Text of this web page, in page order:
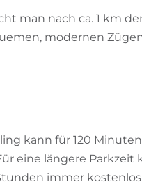
man nach ca. 1 km
modernen
kann für 120
eine längere Parkzeit
immer